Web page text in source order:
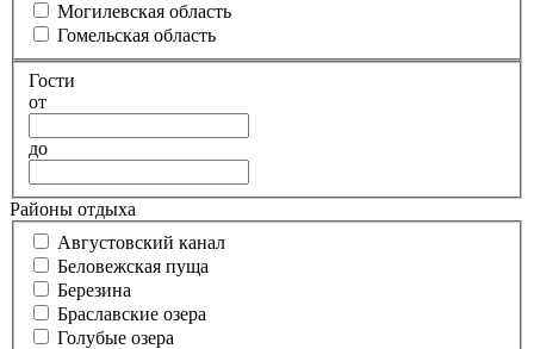
Могилевская область
Гомельская область
Гости
от
до
Районы отдыха
Августовский канал
Беловежская пуща
Березина
Браславские озера
Голубые озера